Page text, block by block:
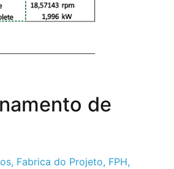
de
, Fabrica do Projeto, FPH,